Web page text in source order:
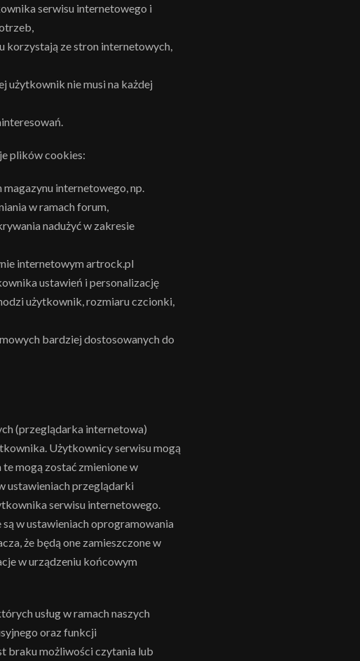
serwisu internetowego i
korzystają ze stron internetowych,
użytkownik nie musi na każdej
plików cookies:
internetowego, np.
w ramach forum,
nadużyć w zakresie
internetowym artrock.pl
ustawień i personalizację
użytkownik, rozmiaru czcionki,
bardziej dostosowanych do
(przeglądarka internetowa)
Użytkownicy serwisu mogą
mogą zostać zmienione w
ustawieniach przeglądarki
serwisu internetowego.
w ustawieniach oprogramowania
że będą one zamieszczone w
w urządzeniu końcowym
usług w ramach naszych
oraz funkcji
braku możliwości czytania lub